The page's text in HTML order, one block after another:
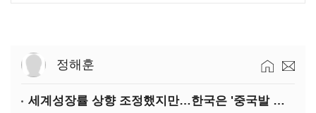
정해훈
세계성장률 상향 조정했지만…한국은 '중국발 살얼음판'